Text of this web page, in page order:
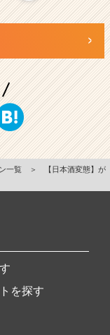
一覧 ＞
【日本酒変態】が
を探す